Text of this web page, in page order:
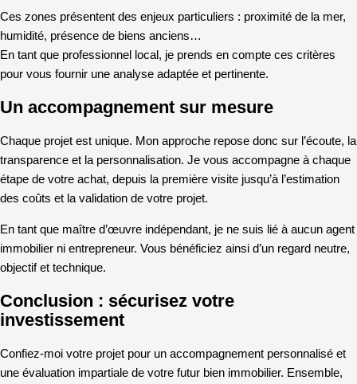
Ces zones présentent des enjeux particuliers : proximité de la mer,
humidité, présence de biens anciens…
En tant que professionnel local, je prends en compte ces critères
pour vous fournir une analyse adaptée et pertinente.
Un accompagnement sur mesure
Chaque projet est unique. Mon approche repose donc sur l’écoute, la
transparence et la personnalisation. Je vous accompagne à chaque
étape de votre achat, depuis la première visite jusqu’à l’estimation
des coûts et la validation de votre projet.
En tant que maître d’œuvre indépendant, je ne suis lié à aucun agent
immobilier ni entrepreneur. Vous bénéficiez ainsi d’un regard neutre,
objectif et technique.
Conclusion : sécurisez votre
investissement
Confiez-moi votre projet pour un accompagnement personnalisé et
une évaluation impartiale de votre futur bien immobilier. Ensemble,